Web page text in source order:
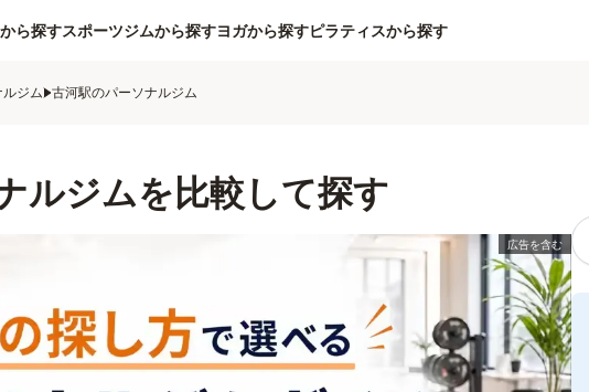
ら探すスポーツジムから探すヨガから探すピラティスから探す
ジム 古河駅のパーソナルジム
ルジムを比較して探す